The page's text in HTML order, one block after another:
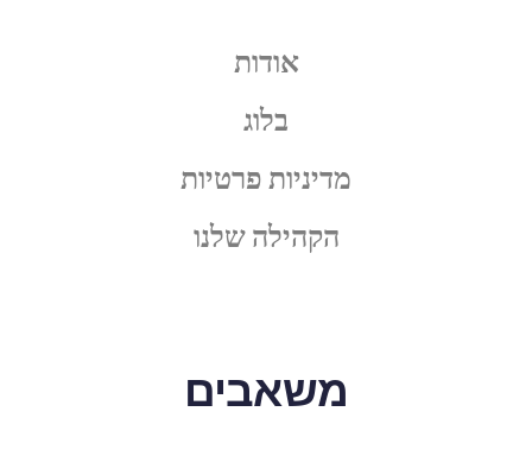
אודות
בלוג
מדיניות פרטיות
הקהילה שלנו
משאבים